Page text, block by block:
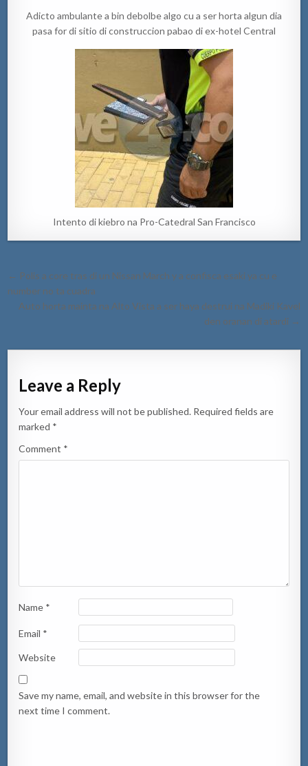
Adicto ambulante a bin debolbe algo cu a ser horta algun dia
pasa for di sitio di construccion pabao di ex-hotel Central
Intento di kiebro na Pro-Catedral San Francisco
Post
navigation
← Polis a core tras di un Nissan March y a confisca esaki ya cu e
number no ta cuadra
Auto horta mainta na Alto Vista a ser haya destrui na Madiki Kavel
den oranan di atardi →
Leave a Reply
Your email address will not be published. Required fields are
marked *
Comment *
Name *
Email *
Website
Save my name, email, and website in this browser for the
next time I comment.